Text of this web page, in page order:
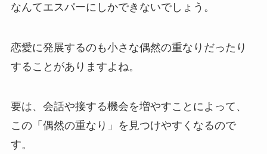
なんてエスパーにしかできないでしょう。
恋愛に発展するのも小さな偶然の重なりだったり
することがありますよね。
要は、会話や接する機会を増やすことによって、
この「偶然の重なり」を見つけやすくなるので
す。